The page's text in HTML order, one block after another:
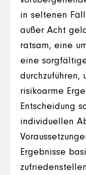
in seltenen
außer Acht
ratsam, eine
eine
durchzuführen,
risikoarme
Entscheidung
individuellen
Ergebnisse